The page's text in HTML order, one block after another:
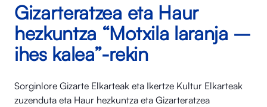
Gizarteratzea eta Haur
hezkuntza “Motxila laranja –
ihes kalea”-rekin
Sorginlore Gizarte Elkarteak eta Ikertze Kultur Elkarteak
zuzenduta eta Haur hezkuntza eta Gizarteratzea